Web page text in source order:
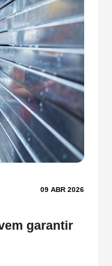
09 ABR 2026
garantir